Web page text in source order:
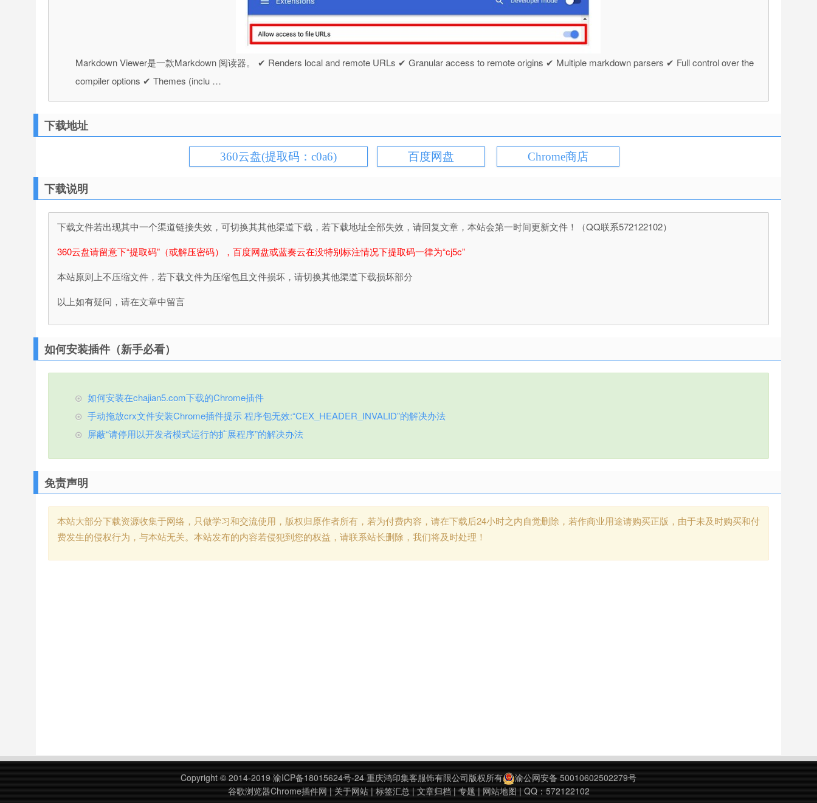
Markdown Viewer是一款Markdown 阅读器。 ✔ Renders local and remote URLs ✔ Granular access to remote origins ✔ Multiple markdown parsers ✔ Full control over the
compiler options ✔ Themes (inclu …
下载地址
360云盘(提取码：c0a6) 百度网盘 Chrome商店
下载说明
下载文件若出现其中一个渠道链接失效，可切换其其他渠道下载，若下载地址全部失效，请回复文章，本站会第一时间更新文件！（QQ联系572122102）
360云盘请留意下“提取码”（或解压密码），百度网盘或蓝奏云在没特别标注情况下提取码一律为“cj5c”
本站原则上不压缩文件，若下载文件为压缩包且文件损坏，请切换其他渠道下载损坏部分
以上如有疑问，请在文章中留言
如何安装插件（新手必看）
如何安装在chajian5.com下载的Chrome插件
手动拖放crx文件安装Chrome插件提示 程序包无效:“CEX_HEADER_INVALID”的解决办法
屏蔽“请停用以开发者模式运行的扩展程序”的解决办法
免责声明
本站大部分下载资源收集于网络，只做学习和交流使用，版权归原作者所有，若为付费内容，请在下载后24小时之内自觉删除，若作商业用途请购买正版，由于未及时购买和付
费发生的侵权行为，与本站无关。本站发布的内容若侵犯到您的权益，请联系站长删除，我们将及时处理！
Copyright © 2014-2019 渝ICP备18015624号-24 重庆鸿印集客服饰有限公司版权所有
渝公网安备 50010602502279号
谷歌浏览器Chrome插件网 | 关于网站| 标签汇总| 文章归档 | 专题 | 网站地图 | QQ：572122102